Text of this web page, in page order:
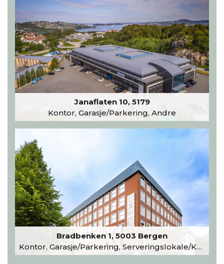
Janaflaten 10, 5179
Kontor, Garasje/Parkering, Andre
Bradbenken 1, 5003 Bergen
Kontor, Garasje/Parkering, Serveringslokale/Kantine, Undervisning/Arrangement